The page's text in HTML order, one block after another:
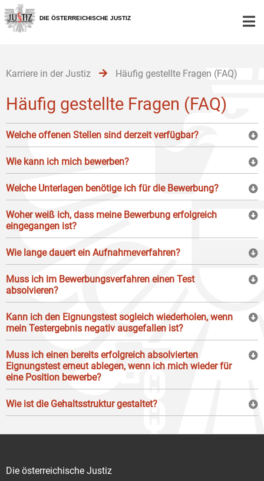
Zur
Hauptnavigation
[1]
Zum
Inhalt
[2]
Zum
Untermenü
[3]
DIE ÖSTERREICHISCHE JUSTIZ
Karriere in der Justiz Häufig gestellte Fragen (FAQ)
Häufig gestellte Fragen (FAQ)
Welche offenen Stellen sind derzeit verfügbar?
Wie kann ich mich bewerben?
Welche Unterlagen benötige ich für die Bewerbung?
Woher weiß ich, dass meine Bewerbung erfolgreich
eingegangen ist?
Wie lange dauert ein Aufnahmeverfahren?
Muss ich im Bewerbungsverfahren einen Test
absolvieren?
Kann ich den Eignungstest sogleich wiederholen, wenn
mein Testergebnis negativ ausgefallen ist?
Muss ich einen bereits erfolgreich absolvierten
Eignungstest erneut ablegen, wenn ich mich wieder für
eine Position bewerbe?
Wie ist die Gehaltsstruktur gestaltet?
Die österreichische Justiz